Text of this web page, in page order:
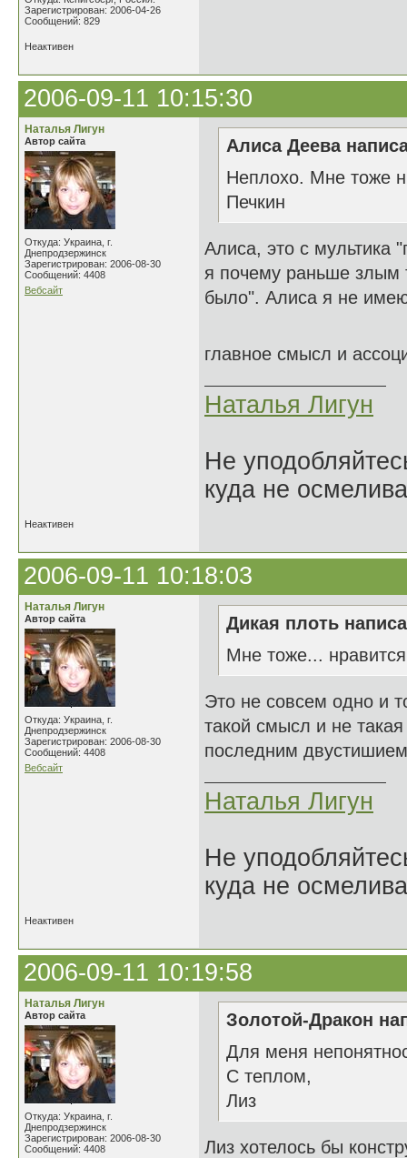
Зарегистрирован: 2006-04-26
Сообщений: 829
Неактивен
2006-09-11 10:15:30
Наталья Лигун
Автор сайта
Откуда: Украина, г.
Днепродзержинск
Зарегистрирован: 2006-08-30
Сообщений: 4408
Вебсайт
Алиса Деева
Неплохо. Мне тоже
Печкин
Алиса, это с мультика
я почему раньше злым
было". Алиса я не
главное смысл и
Наталья Лигун
Не
куда не
Неактивен
2006-09-11 10:18:03
Наталья Лигун
Автор сайта
Откуда: Украина, г.
Днепродзержинск
Зарегистрирован: 2006-08-30
Сообщений: 4408
Вебсайт
Дикая плоть
Мне тоже...
Это не совсем одно и
такой смысл и не
последним
Наталья Лигун
Не
куда не
Неактивен
2006-09-11 10:19:58
Наталья Лигун
Автор сайта
Откуда: Украина, г.
Днепродзержинск
Зарегистрирован: 2006-08-30
Сообщений: 4408
Золотой-Дракон
Для меня
С теплом,
Лиз
Лиз хотелось бы